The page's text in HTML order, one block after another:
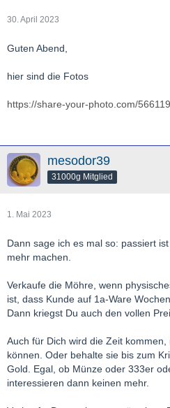
30. April 2023
Guten Abend,
hier sind die Fotos
https://share-your-photo.com/
mesodor39
31000g Mitglied
1. Mai 2023
Dann sage ich es mal so: passiert
mehr machen.
Verkaufe die Möhre, wenn
ist, dass Kunde auf 1a-Ware
Dann kriegst Du auch den vollen
Auch für Dich wird die Zeit
können. Oder behalte sie bis zum
Gold. Egal, ob Münze oder 333er
interessieren dann keinen mehr.